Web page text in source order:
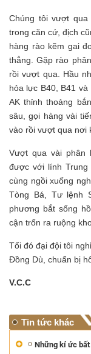
Chúng tôi vượt
trong căn cứ, địch
hàng rào kẽm gai
thẳng. Gặp rào
rồi vượt qua. Hầu
hỏa lực B40, B41
AK thỉnh thoảng
sâu, gọi hàng vài
vào rồi vượt qua nơi
Vượt qua vài phân
được với lính
cùng ngồi xuống
Tòng Bá, Tư lệnh
phương bắt sống
cận trốn ra ruộng
Tối đó đại đội tôi
Đồng Dù, chuẩn bị
V.C.C
Tin tức khác
Những kí ức